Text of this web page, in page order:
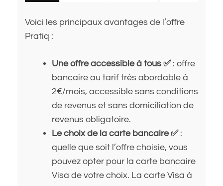
Voici les principaux avantages de l’offre
Pratiq :
Une offre accessible à tous ✅ : offre
bancaire au tarif très abordable à
2€/mois, accessible sans conditions
de revenus et sans domiciliation de
revenus obligatoire.
Le choix de la carte bancaire ✅ :
quelle que soit l’offre choisie, vous
pouvez opter pour la carte bancaire
Visa de votre choix. La carte Visa à